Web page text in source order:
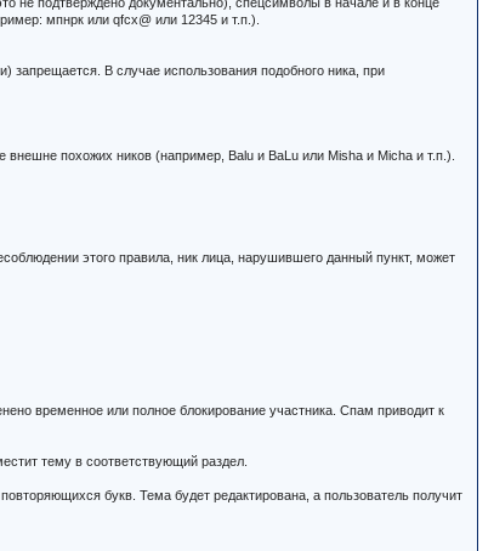
мпнрк или qfcx@ или 12345 и т.п.).
запрещается. В случае использования подобного ника, при
похожих ников (например, Balu и BaLu или Misha и Micha и т.п.).
этого правила, ник лица, нарушившего данный пункт, может
временное или полное блокирование участника. Спам приводит к
тему в соответствующий раздел.
букв. Тема будет редактирована, а пользователь получит